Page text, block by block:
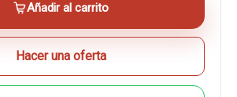
Añadir al carrito
Hacer una oferta